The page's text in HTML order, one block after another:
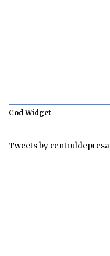
Cod Widget
Tweets by centruldepresa